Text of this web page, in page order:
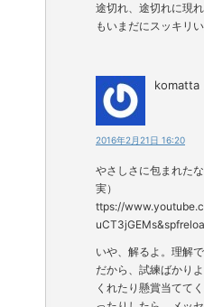
途切れ、途切れに現
もいまだにスッキリ
komatta
2016年2月21日 16:20
やさしさに包まれた
実）
ttps://
いや、解るよ。理解
だから、試練ばかり
くれたり懸賞当てて